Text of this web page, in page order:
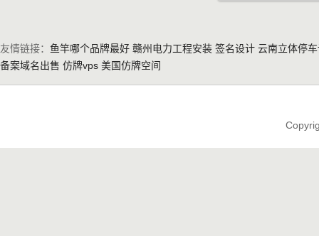
友情链接： 鱼竿哪个品牌最好 赣州电力工程安装 签名设计 云南立体停
备案域名出售 仿牌vps 美国仿牌空间